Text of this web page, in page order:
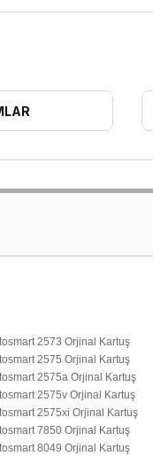
2573 Orjinal Kartuş
2575 Orjinal Kartuş
2575a Orjinal Kartuş
2575v Orjinal Kartuş
2575xi Orjinal Kartuş
7850 Orjinal Kartuş
8049 Orjinal Kartuş